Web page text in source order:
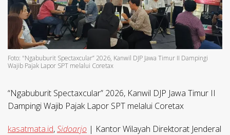
Foto: "Ngabuburit Spectaxcular” 2026, Kanwil DJP Jawa Timur II Dampingi
Wajib Pajak Lapor SPT melalui Coretax
“Ngabuburit Spectaxcular” 2026, Kanwil DJP Jawa Timur II
Dampingi Wajib Pajak Lapor SPT melalui Coretax
kasatmata.id,Sidoarjo | Kantor Wilayah Direktorat Jenderal